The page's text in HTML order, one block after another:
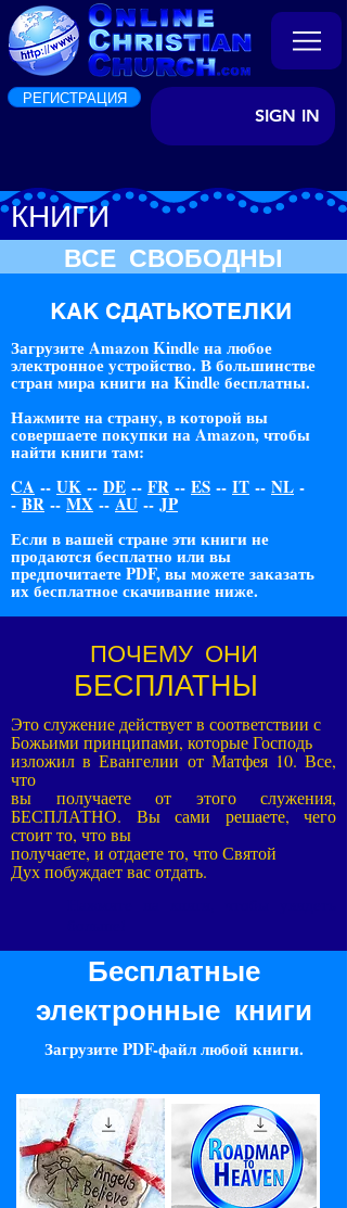
РЕГИСТРАЦИЯ
SIGN IN
КНИГИ
ВСЕ СВОБОДНЫ
КАК СДАТЬКОТЕЛКИ
Загрузите Amazon Kindle на любое
электронное устройство. В большинстве
стран мира книги на Kindle бесплатны.
Нажмите на страну, в которой вы
совершаете покупки на Amazon, чтобы
найти книги там:
CA -- UK -- DE -- FR -- ES -- IT -- NL -
- BR -- MX -- AU -- JP
Если в вашей стране эти книги не
продаются бесплатно или вы
предпочитаете PDF, вы можете заказать
их бесплатное скачивание ниже.
ПОЧЕМУ ОНИ
БЕСПЛАТНЫ
Это служение действует в соответствии с
Божьими принципами, которые Господь
изложил в Евангелии от Матфея 10. Все,
что
вы получаете от этого служения,
БЕСПЛАТНО. Вы сами решаете, чего
стоит то, что вы
получаете, и отдаете то, что Святой
Дух побуждает вас отдать.
Бесплатные
электронные книги
Загрузите PDF-файл любой книги.